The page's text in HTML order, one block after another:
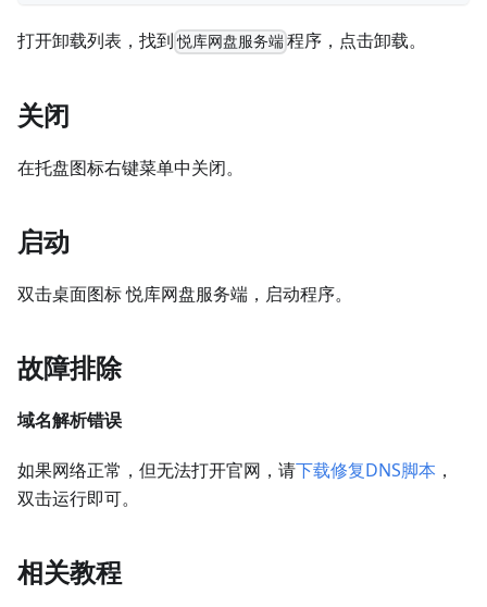
打开卸载列表，找到 悦库网盘服务端 程序，点击卸载。
关闭
在托盘图标右键菜单中关闭。
启动
双击桌面图标 悦库网盘服务端，启动程序。
故障排除
域名解析错误
如果网络正常，但无法打开官网，请下载修复DNS脚本 ，
双击运行即可。
相关教程